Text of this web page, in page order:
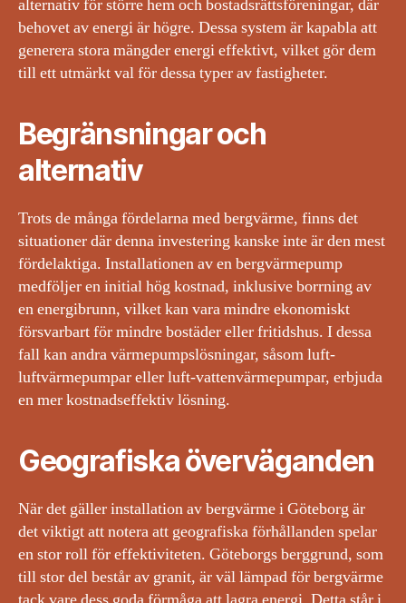
alternativ för större hem och bostadsrättsföreningar, där
behovet av energi är högre. Dessa system är kapabla att
generera stora mängder energi effektivt, vilket gör dem
till ett utmärkt val för dessa typer av fastigheter.
Begränsningar och
alternativ
Trots de många fördelarna med bergvärme, finns det
situationer där denna investering kanske inte är den mest
fördelaktiga. Installationen av en bergvärmepump
medföljer en initial hög kostnad, inklusive borrning av
en energibrunn, vilket kan vara mindre ekonomiskt
försvarbart för mindre bostäder eller fritidshus. I dessa
fall kan andra värmepumpslösningar, såsom luft-
luftvärmepumpar eller luft-vattenvärmepumpar, erbjuda
en mer kostnadseffektiv lösning.
Geografiska överväganden
När det gäller installation av bergvärme i Göteborg är
det viktigt att notera att geografiska förhållanden spelar
en stor roll för effektiviteten. Göteborgs berggrund, som
till stor del består av granit, är väl lämpad för bergvärme